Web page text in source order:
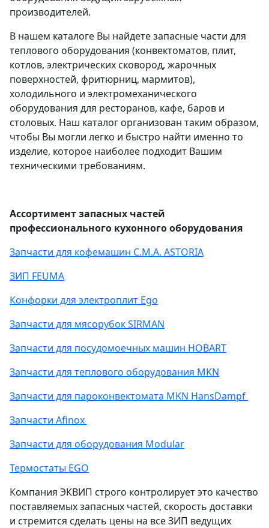
производителей.
В нашем каталоге Вы найдете запасные части для
теплового оборудования (конвектоматов, плит,
котлов, электрических сковород, жарочных
поверхностей, фритюрниц, мармитов),
холодильного и электромеханического
оборудования для ресторанов, кафе, баров и
столовых. Наш каталог организован таким образом,
чтобы Вы могли легко и быстро найти именно то
изделие, которое наиболее подходит Вашим
техническими требованиям.
Ассортимент запасных частей
профессионального кухонного оборудования
Запчасти для кофемашин C.M.A. ASTORIA
ЗИП FEUMA
Конфорки для электроплит Ego
Запчасти для мясорубок SIRMAN
Запчасти для посудомоечных машин HOBART
Запчасти для теплового оборудования MKN
Запчасти для пароконвектомата MKN HansDampf
Запчасти Afinox
Запчасти для оборудования Modular
Термостаты EGO
Компания ЭКВИП строго контролирует это качество
поставляемых запасных частей, скорость доставки
и стремится сделать цены на все ЗИП ведущих